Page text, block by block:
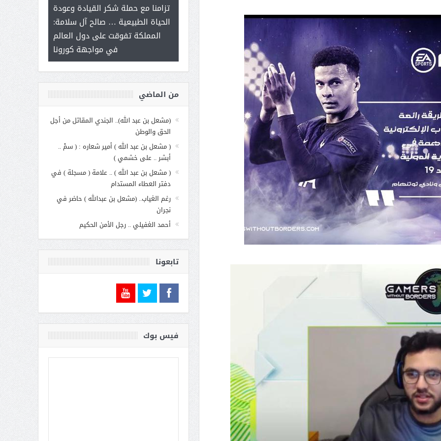
للإبداع
مع الأمين
بنت
تزامنا مع حملة شكر القيادة وعودة
الحياة الطبيعية … صالح آل سلامة:
المملكة تفوقت على دول العالم
في مواجهة كورونا
الانتخابات لن تؤثر على برامج
المجلس والشفافية هي أساس
عملنا
في الامارات د . عبد الملك جاني :
منتدى ( اكتشاف المواهب
الاجتماعية ) فرصة للتوأمة بين
الرياضة والعمل الاجتماعي
من الماضي
(مشعل بن عبد الله).. الجندي المقاتل من أجل
الحق والوطن
( مشعل بن عبد الله ) أمير شعاره : ( سمْ ..
أبشر .. على خشمي )
( مشعل بن عبد الله ) .. علامة ( مسجلة ) في
دفتر العطاء المستدام
رغم الغياب.. (مشعل بن عبدالله ) حاضر في
نجران
أحمد الغفيلي .. رجل الأمن الحكيم
تابعونا
فيس بوك